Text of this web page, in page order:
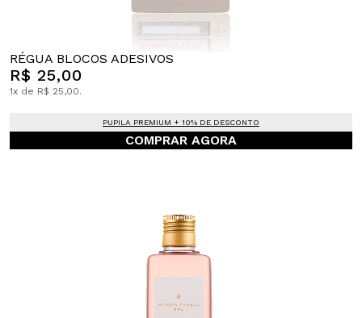
RÉGUA BLOCOS ADESIVOS
R$ 25,00
1x de R$ 25,00.
PUPILA PREMIUM + 10% DE DESCONTO
COMPRAR AGORA